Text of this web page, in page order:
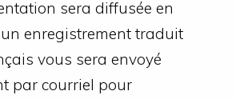
sera diffusée en
enregistrement traduit
vous sera envoyé
par courriel pour